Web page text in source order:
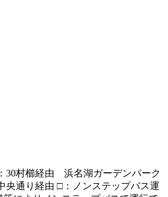
30村櫛経由 浜名湖ガーデンパーク
央通り経由 □：ノンステップバス運